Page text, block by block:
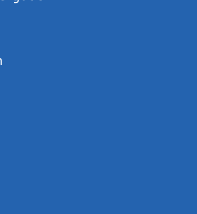
§ 29b des Bundes-
bekannt gegebene Stelle
zu
zu berücksichtigende
ist zwischen Ihnen,